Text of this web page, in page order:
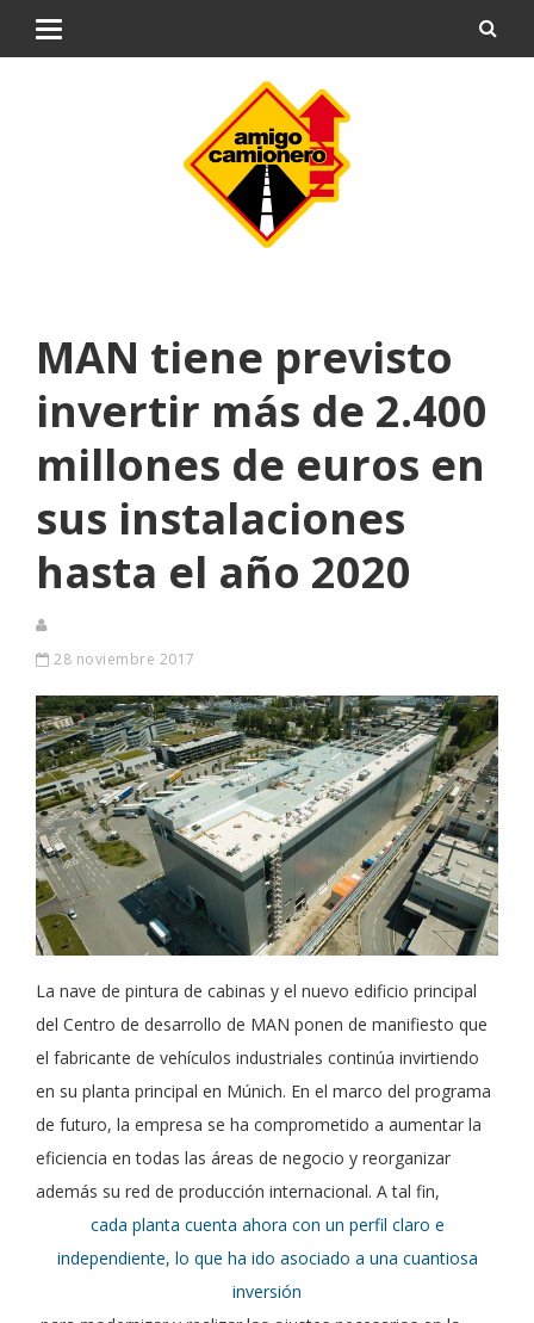
MAN tiene previsto
invertir más de 2.400
millones de euros en
sus instalaciones
hasta el año 2020
28 noviembre 2017
La nave de pintura de cabinas y el nuevo edificio principal
del Centro de desarrollo de MAN ponen de manifiesto que
el fabricante de vehículos industriales continúa invirtiendo
en su planta principal en Múnich. En el marco del programa
de futuro, la empresa se ha comprometido a aumentar la
eficiencia en todas las áreas de negocio y reorganizar
además su red de producción internacional. A tal fin,
cada planta cuenta ahora con un perfil claro e
independiente, lo que ha ido asociado a una cuantiosa
inversión